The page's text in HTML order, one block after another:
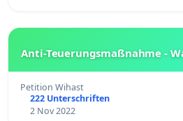
Anti-Teuerungsmaßnahme -
Petition Wihast
222 Unterschriften
2 Nov 2022